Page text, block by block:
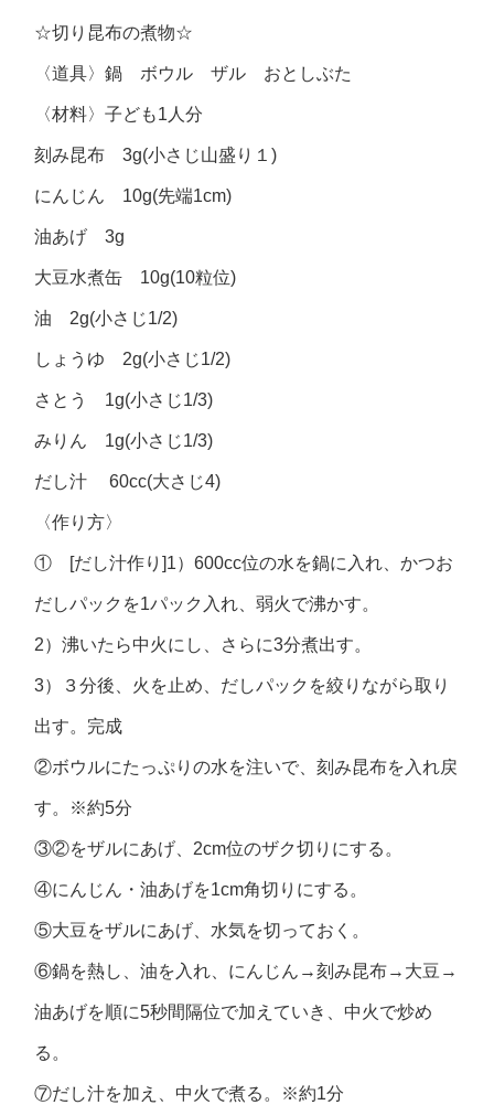
☆切り昆布の煮物☆
〈道具〉鍋 ボウル ザル おとしぶた
〈材料〉子ども1人分
刻み昆布 3g(小さじ山盛り１)
にんじん 10g(先端1cm)
油あげ 3g
大豆水煮缶 10g(10粒位)
油 2g(小さじ1/2)
しょうゆ 2g(小さじ1/2)
さとう 1g(小さじ1/3)
みりん 1g(小さじ1/3)
だし汁 60cc(大さじ4)
〈作り方〉
① [だし汁作り]1）600cc位の水を鍋に入れ、かつお
だしパックを1パック入れ、弱火で沸かす。
2）沸いたら中火にし、さらに3分煮出す。
3）３分後、火を止め、だしパックを絞りながら取り
出す。完成
②ボウルにたっぷりの水を注いで、刻み昆布を入れ戻
す。※約5分
③②をザルにあげ、2cm位のザク切りにする。
④にんじん・油あげを1cm角切りにする。
⑤大豆をザルにあげ、水気を切っておく。
⑥鍋を熱し、油を入れ、にんじん→刻み昆布→大豆→
油あげを順に5秒間隔位で加えていき、中火で炒め
る。
⑦だし汁を加え、中火で煮る。※約1分